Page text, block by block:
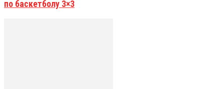
по баскетболу 3×3